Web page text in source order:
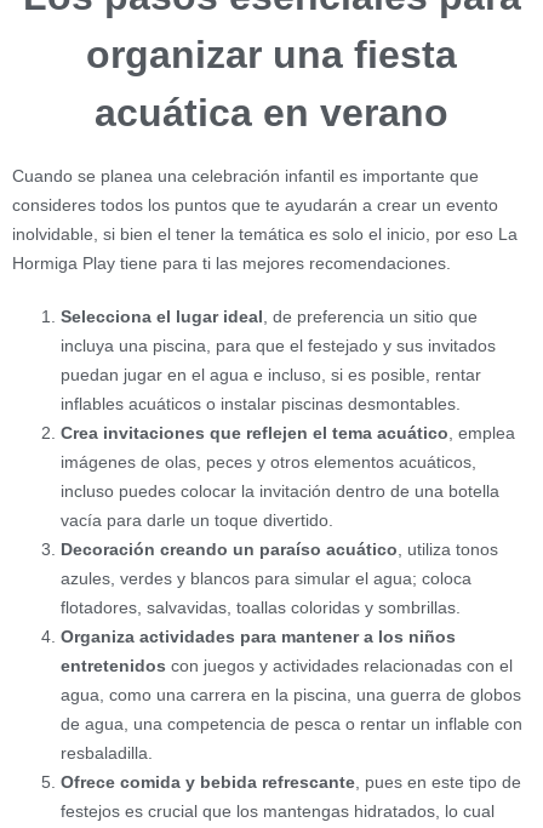
organizar una fiesta
acuática en verano
Cuando se planea una celebración infantil es importante que
consideres todos los puntos que te ayudarán a crear un evento
inolvidable, si bien el tener la temática es solo el inicio, por eso La
Hormiga Play tiene para ti las mejores recomendaciones.
Selecciona el lugar ideal , de preferencia un sitio que
incluya una piscina, para que el festejado y sus invitados
puedan jugar en el agua e incluso, si es posible, rentar
inflables acuáticos o instalar piscinas desmontables.
Crea invitaciones que reflejen el tema acuático , emplea
imágenes de olas, peces y otros elementos acuáticos,
incluso puedes colocar la invitación dentro de una botella
vacía para darle un toque divertido.
Decoración creando un paraíso acuático , utiliza tonos
azules, verdes y blancos para simular el agua; coloca
flotadores, salvavidas, toallas coloridas y sombrillas.
Organiza actividades para mantener a los niños
entretenidos con juegos y actividades relacionadas con el
agua, como una carrera en la piscina, una guerra de globos
de agua, una competencia de pesca o rentar un inflable con
resbaladilla.
Ofrece comida y bebida refrescante , pues en este tipo de
festejos es crucial que los mantengas hidratados, lo cual